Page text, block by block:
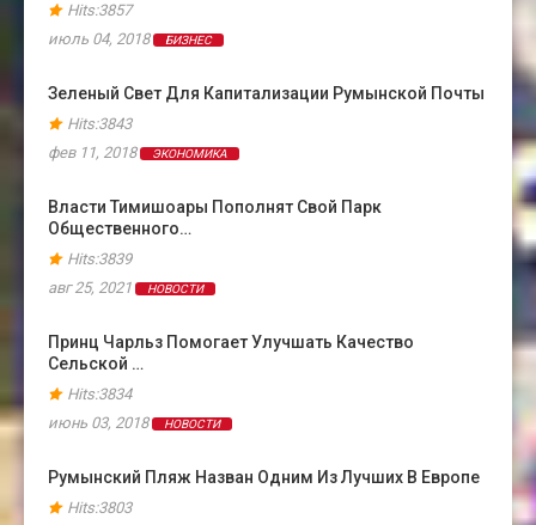
Hits:3857
июль 04, 2018
БИЗНЕС
Зеленый Свет Для Капитализации Румынской Почты
Hits:3843
фев 11, 2018
ЭКОНОМИКА
Власти Тимишоары Пополнят Свой Парк
Общественного…
Hits:3839
авг 25, 2021
НОВОСТИ
Принц Чарльз Помогает Улучшать Качество
Сельской …
Hits:3834
июнь 03, 2018
НОВОСТИ
Румынский Пляж Назван Одним Из Лучших В Европе
Hits:3803